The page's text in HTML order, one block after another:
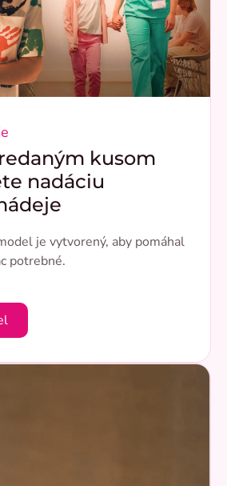
kusom
nadáciu
je vytvorený, aby pomáhal
potrebné.